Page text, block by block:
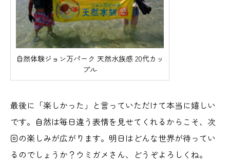
自然体験ジョン万パーク 天然水族感 20代カッ
プル
最後に「楽しかった」と言っていただけて本当に嬉しい
です。自然は毎日違う表情を見せてくれるからこそ、次
回の楽しみが広がります。明日はどんな世界が待ってい
るのでしょうか？ウミガメさん、どうぞよろしくね。